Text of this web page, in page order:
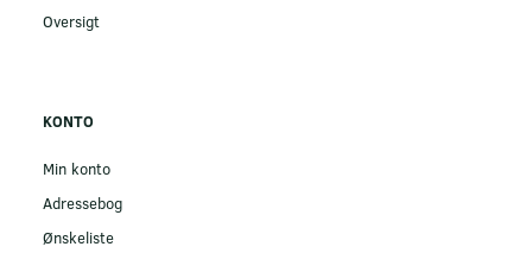
Oversigt
KONTO
Min konto
Adressebog
Ønskeliste